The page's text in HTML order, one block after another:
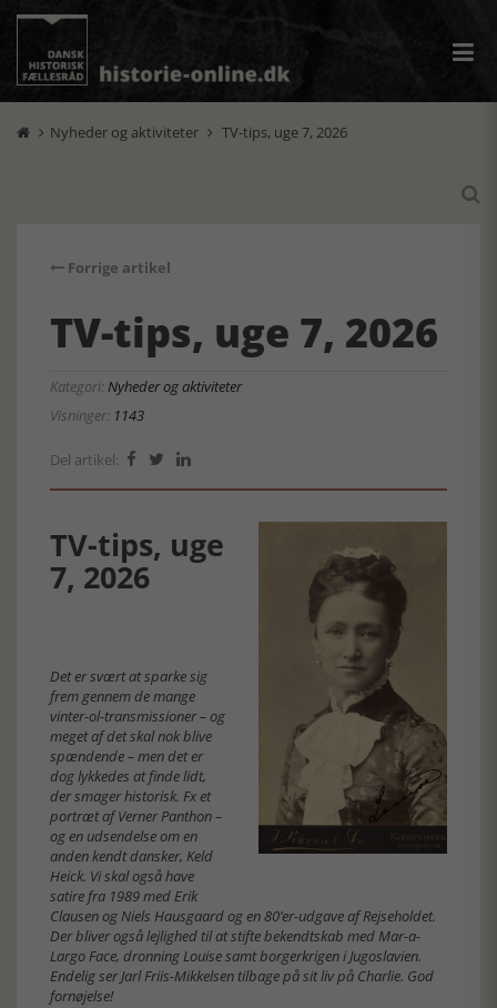
 Nyheder og aktiviteter  TV-tips, uge 7, 2026

Forrige artikel
TV-tips, uge 7, 2026
Kategori:Nyheder og aktiviteter
Visninger: 1143
Del artikel:   
TV-tips, uge
7, 2026
Det er svært at sparke sig
frem gennem de mange
vinter-ol-transmissioner – og
meget af det skal nok blive
spændende – men det er
dog lykkedes at finde lidt,
der smager historisk. Fx et
portræt af Verner Panthon –
og en udsendelse om en
anden kendt dansker, Keld
Heick. Vi skal også have
satire fra 1989 med Erik
Clausen og Niels Hausgaard og en 80’er-udgave af Rejseholdet.
Der bliver også lejlighed til at stifte bekendtskab med Mar-a-
Largo Face, dronning Louise samt borgerkrigen i Jugoslavien.
Endelig ser Jarl Friis-Mikkelsen tilbage på sit liv på Charlie. God
fornøjelse!